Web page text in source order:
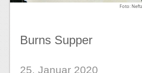
Foto:
Burns Supper
25. Januar 2020